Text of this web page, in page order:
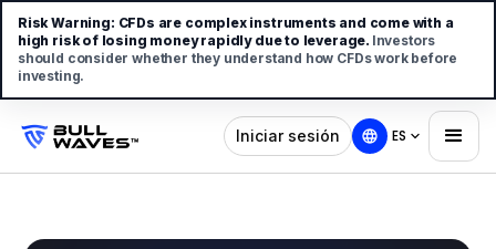
Iniciar sesión ES
Risk Warning: CFDs are complex instruments and come with a
high risk of losing money rapidly due to leverage. Investors
should consider whether they understand how CFDs work before
investing.